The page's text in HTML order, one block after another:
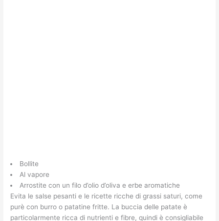
Bollite
Al vapore
Arrostite con un filo d’olio d’oliva e erbe aromatiche
Evita le salse pesanti e le ricette ricche di grassi saturi, come
purè con burro o patatine fritte. La buccia delle patate è
particolarmente ricca di nutrienti e fibre, quindi è consigliabile